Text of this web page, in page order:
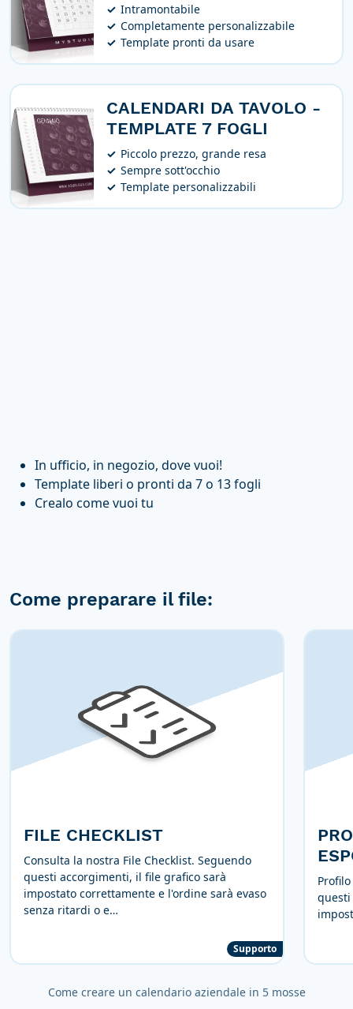
Intramontabile
Completamente personalizzabile
Template pronti da usare
CALENDARI DA TAVOLO -
TEMPLATE 7 FOGLI
Piccolo prezzo, grande resa
Sempre sott'occhio
Template personalizzabili
In ufficio, in negozio, dove vuoi!
Template liberi o pronti da 7 o 13 fogli
Crealo come vuoi tu
Come preparare il file:
FILE CHECKLIST
Consulta la nostra File Checklist. Seguendo
questi accorgimenti, il file grafico sarà
impostato correttamente e l'ordine sarà evaso
senza ritardi o e…
Supporto
Come creare un calendario aziendale in 5 mosse